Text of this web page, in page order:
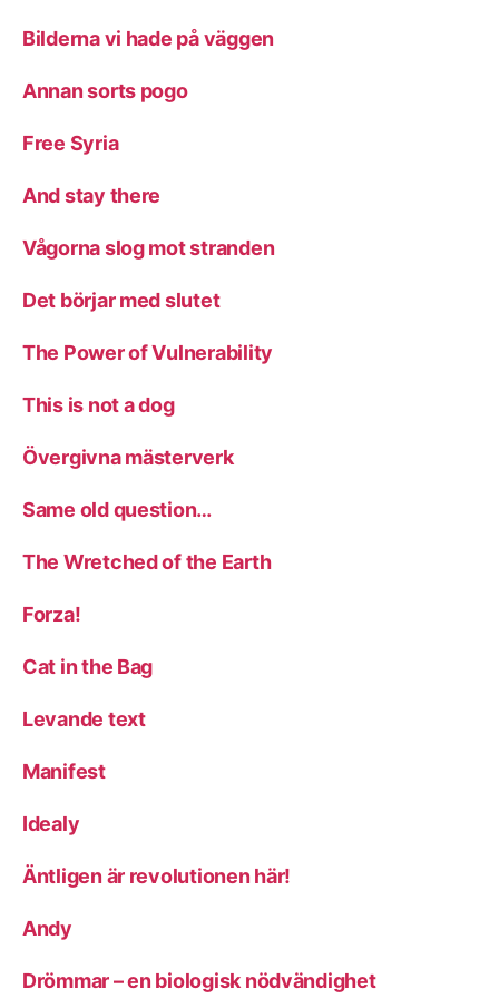
Bilderna vi hade på väggen
Annan sorts pogo
Free Syria
And stay there
Vågorna slog mot stranden
Det börjar med slutet
The Power of Vulnerability
This is not a dog
Övergivna mästerverk
Same old question…
The Wretched of the Earth
Forza!
Cat in the Bag
Levande text
Manifest
Idealy
Äntligen är revolutionen här!
Andy
Drömmar – en biologisk nödvändighet